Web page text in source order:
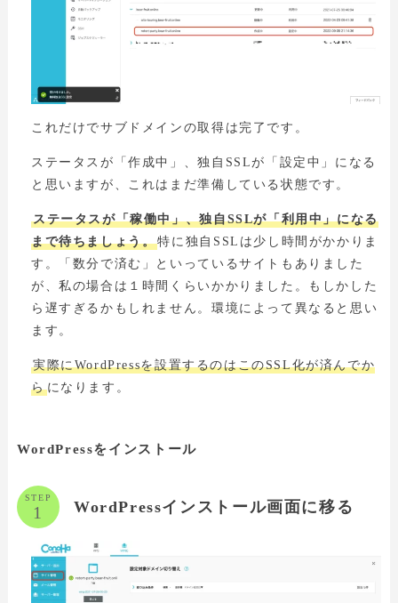
これだけでサブドメインの取得は完了です。
ステータスが「作成中」、独自SSLが「設定中」になる
と思いますが、これはまだ準備している状態です。
ステータスが「稼働中」、独自SSLが「利用中」になる
まで待ちましょう。特に独自SSLは少し時間がかかりま
す。「数分で済む」といっているサイトもありました
が、私の場合は１時間くらいかかりました。もしかした
ら遅すぎるかもしれません。環境によって異なると思い
ます。
実際にWordPressを設置するのはこのSSL化が済んでか
らになります。
WordPressをインストール
STEP
WordPressインストール画面に移る